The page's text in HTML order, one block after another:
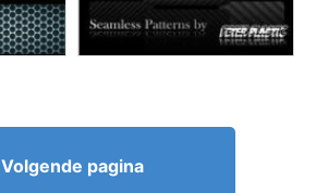
Volgende pagina